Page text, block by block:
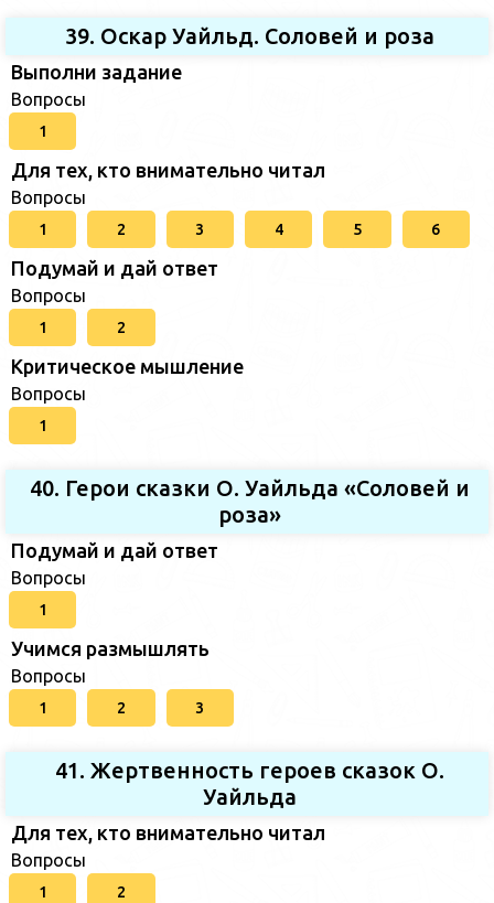
39. Оскар Уайльд. Соловей и роза
Выполни задание
Вопросы
1
Для тех, кто внимательно читал
Вопросы
1 2 3 4 5 6
Подумай и дай ответ
Вопросы
1 2
Критическое мышление
Вопросы
1
40. Герои сказки О. Уайльда «Соловей и
роза»
Подумай и дай ответ
Вопросы
1
Учимся размышлять
Вопросы
1 2 3
41. Жертвенность героев сказок О.
Уайльда
Для тех, кто внимательно читал
Вопросы
1 2